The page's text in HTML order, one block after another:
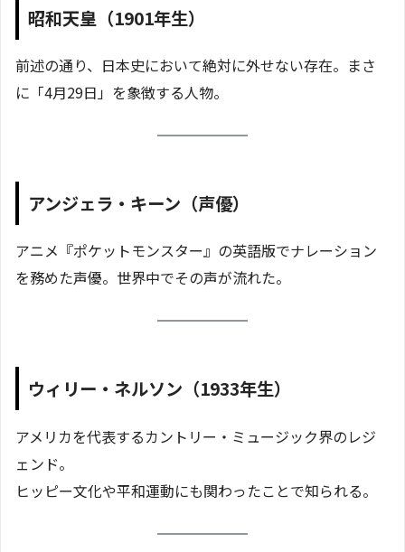
昭和天皇（1901年生）
前述の通り、日本史において絶対に外せない存在。まさ
に「4月29日」を象徴する人物。
アンジェラ・キーン（声優）
アニメ『ポケットモンスター』の英語版でナレーション
を務めた声優。世界中でその声が流れた。
ウィリー・ネルソン（1933年生）
アメリカを代表するカントリー・ミュージック界のレジ
ェンド。
ヒッピー文化や平和運動にも関わったことで知られる。